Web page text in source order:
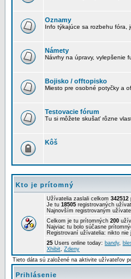
Oznamy
Info týkajúce sa rozbehu fóra,
Námety
Návrhy na úpravy, vylepšenie
Bojisko / offtopisko
Miesto pre osobné potyčky a
Testovacie fórum
Tu si môžete skušať rôzne
Kôš
Kto je prítomný
Užívatelia zaslali celkom 342512
Je tu 18505 registrovaných
Najnovším registrovaným
Celkom je tu prítomných 200
Najviac tu bolo súčasne
Registrovaní užívatelia: nikto nie
25 Users online today: bandy,
Xhibit, Zdeny
Tieto dáta sú založené na aktivite užívateľov
Prihlásenie